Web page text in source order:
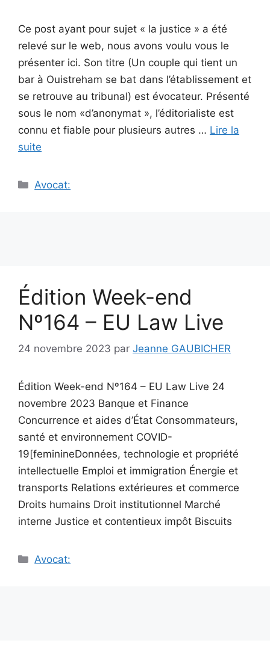
Ce post ayant pour sujet « la justice » a été
relevé sur le web, nous avons voulu vous le
présenter ici. Son titre (Un couple qui tient un
bar à Ouistreham se bat dans l’établissement et
se retrouve au tribunal) est évocateur. Présenté
sous le nom «d’anonymat », l’éditorialiste est
connu et fiable pour plusieurs autres … Lire la
suite
Catégories
Avocat:
Édition Week-end
Nº164 – EU Law Live
24 novembre 2023 par Jeanne GAUBICHER
Édition Week-end Nº164 – EU Law Live 24
novembre 2023 Banque et Finance
Concurrence et aides d’État Consommateurs,
santé et environnement COVID-
19[feminineDonnées, technologie et propriété
intellectuelle Emploi et immigration Énergie et
transports Relations extérieures et commerce
Droits humains Droit institutionnel Marché
interne Justice et contentieux impôt Biscuits
Catégories
Avocat: